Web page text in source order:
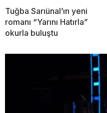
Tuğba Sarıünal’ın yeni
romanı “Yarını Hatırla”
okurla buluştu